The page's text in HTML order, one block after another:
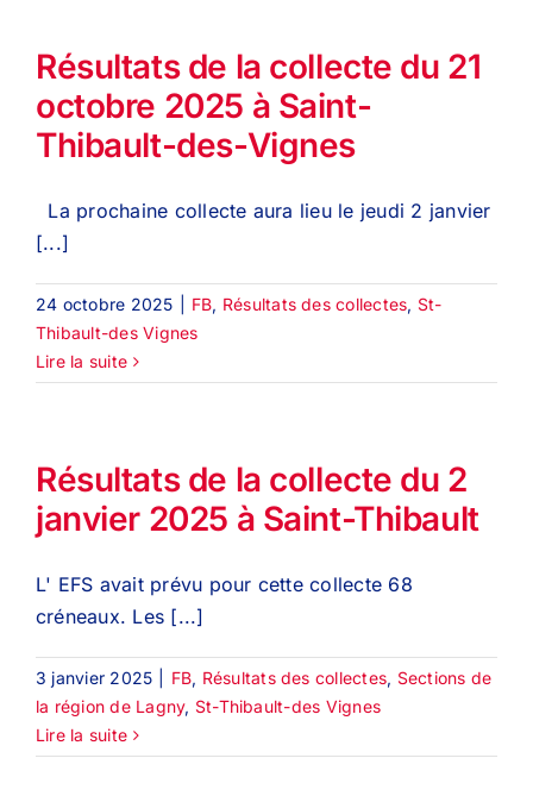
Résultats de la collecte du 21
octobre 2025 à Saint-
Thibault-des-Vignes
La prochaine collecte aura lieu le jeudi 2 janvier
[...]
24 octobre 2025 FB, Résultats des collectes, St-
Thibault-des Vignes
Lire la suite
Résultats de la collecte du 2
janvier 2025 à Saint-Thibault
L' EFS avait prévu pour cette collecte 68
créneaux. Les [...]
3 janvier 2025 FB, Résultats des collectes, Sections de
la région de Lagny, St-Thibault-des Vignes
Lire la suite